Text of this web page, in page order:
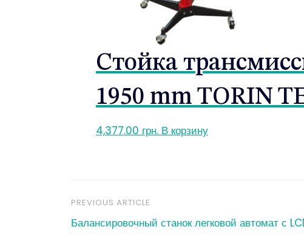
Стойка
1950 mm TORIN
4,377.00 грн. В корзину
Навигация
PREVIOUS ARTICLE
Балансировочный станок легковой автомат с